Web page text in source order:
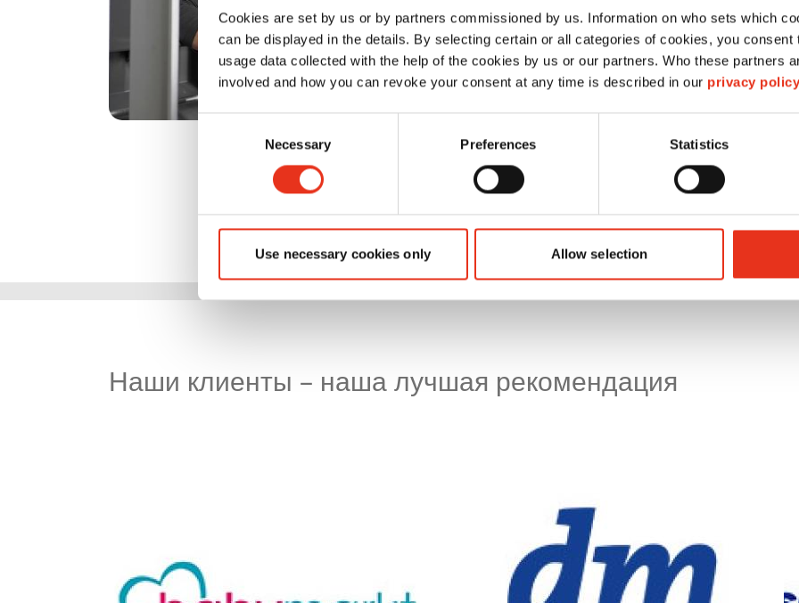
Cookies are set by us or by partners commissioned by us. Information on who sets which
can be displayed in the details. By selecting certain or all categories of cookies, you
usage data collected with the help of the cookies by us or our partners. Who these partners
involved and how you can revoke your consent at any time is described in our privacy policy
Consent
Necessary Preferences Statistics
Use necessary cookies only Allow selection
Экономия
хранению
Снижение
экономящая
Прибыль:
ценные
Наши клиенты – наша лучшая рекомендация